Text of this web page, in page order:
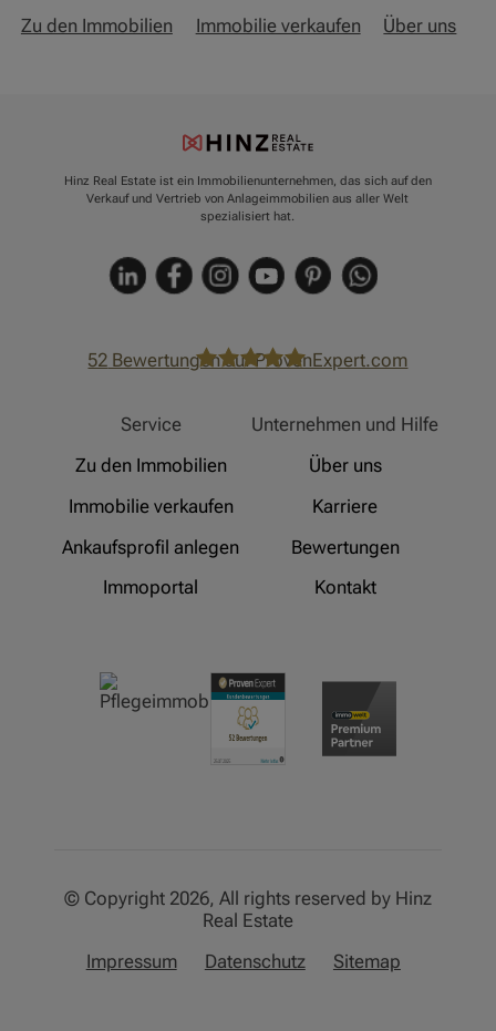
Zu den Immobilien Immobilie verkaufen Über uns
Hinz Real Estate ist ein Immobilienunternehmen, das sich auf den
Verkauf und Vertrieb von Anlageimmobilien aus aller Welt
spezialisiert hat.
52 Bewertungen auf ProvenExpert.com
Service
Zu den Immobilien
Immobilie verkaufen
Ankaufsprofil anlegen
Immoportal
Unternehmen und Hilfe
Über uns
Karriere
Bewertungen
Kontakt
© Copyright 2026, All rights reserved by Hinz
Real Estate
Impressum
Datenschutz Sitemap